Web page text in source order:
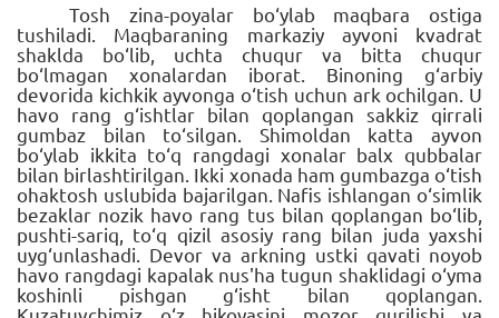
Tosh zina-poyalar bo‘ylab maqbara ostiga
tushiladi. Maqbaraning markaziy ayvoni kvadrat
shaklda bo‘lib, uchta chuqur va bitta chuqur
bo‘lmagan xonalardan iborat. Binoning g‘arbiy
devorida kichkik ayvonga o‘tish uchun ark ochilgan. U
havo rang g‘ishtlar bilan qoplangan sakkiz qirrali
gumbaz bilan to‘silgan. Shimoldan katta ayvon
bo‘ylab ikkita to‘q rangdagi xonalar balx qubbalar
bilan birlashtirilgan. Ikki xonada ham gumbazga o‘tish
ohaktosh uslubida bajarilgan. Nafis ishlangan o‘simlik
bezaklar nozik havo rang tus bilan qoplangan bo‘lib,
pushti-sariq, to‘q qizil asosiy rang bilan juda yaxshi
uyg‘unlashadi. Devor va arkning ustki qavati noyob
havo rangdagi kapalak nus'ha tugun shaklidagi o‘yma
koshinli pishgan g‘isht bilan qoplangan.